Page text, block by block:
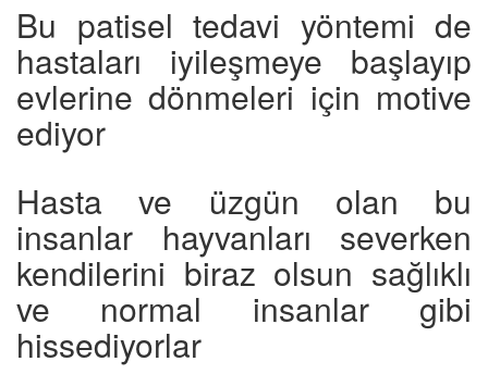
Bu patisel tedavi yöntemi de
hastaları iyileşmeye başlayıp
evlerine dönmeleri için motive
ediyor
Hasta ve üzgün olan bu
insanlar hayvanları severken
kendilerini biraz olsun sağlıklı
ve normal insanlar gibi
hissediyorlar